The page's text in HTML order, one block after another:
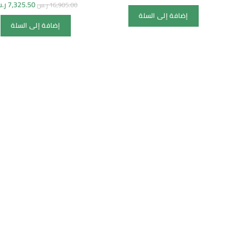
إضافة إلى السلة
16,905.00ر.س7,325.50
إضافة إلى السلة